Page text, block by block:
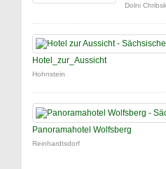
Dolni
Hotel_zur_Aussicht
Hohnstein
Panoramahotel Wolfsberg
Reinhardtsdorf